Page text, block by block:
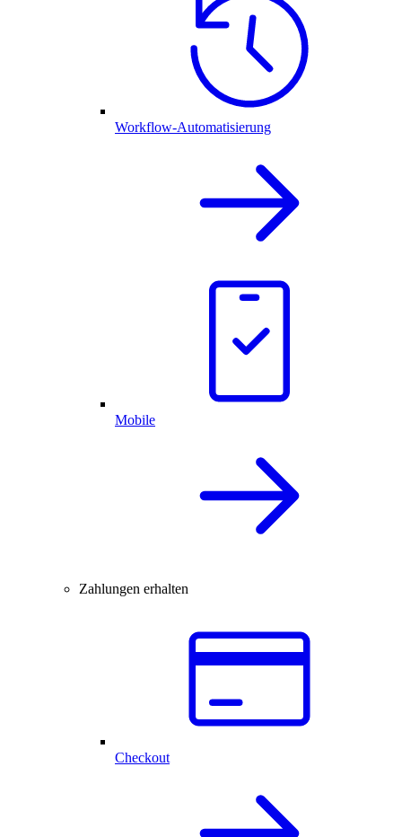
Workflow-Automatisierung
Mobile
Zahlungen erhalten
Checkout